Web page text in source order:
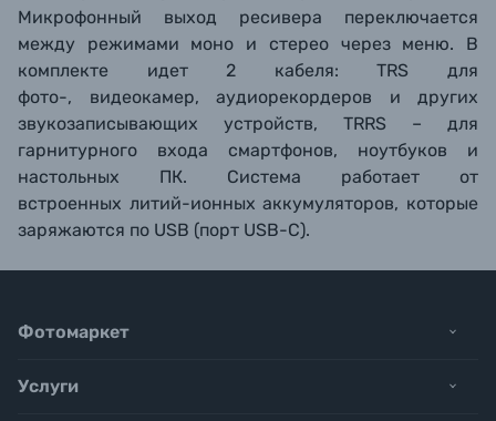
Микрофонный выход ресивера переключается
между режимами моно и стерео через меню. В
комплекте идет 2 кабеля: TRS для
фото-, видеокамер, аудиорекордеров и других
звукозаписывающих устройств, TRRS – для
гарнитурного входа смартфонов, ноутбуков и
настольных ПК. Система работает от
встроенных литий-ионных аккумуляторов, которые
заряжаются по USB (порт USB-C).
Фотомаркет
Услуги